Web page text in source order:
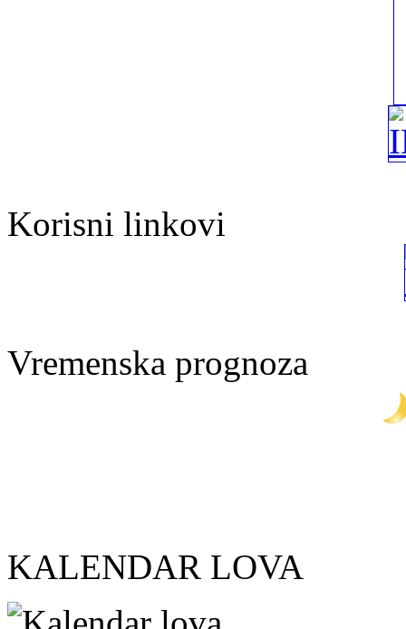
Korisni linkovi
Vremenska prognoza
KALENDAR LOVA